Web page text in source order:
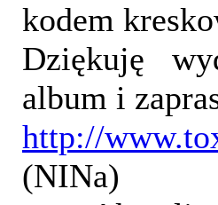
kodem
Dziękuję
album i
http://
(NINa)